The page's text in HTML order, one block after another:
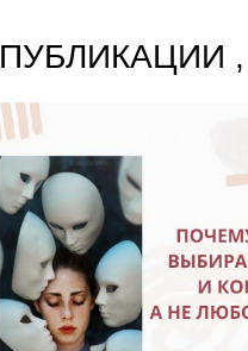
ПУБЛИКАЦИИ